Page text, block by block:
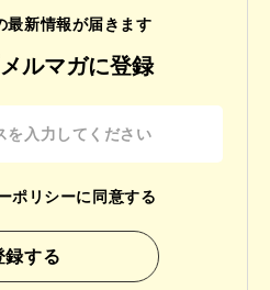
最新情報が届きます
メルマガに登録
ポリシーに同意する